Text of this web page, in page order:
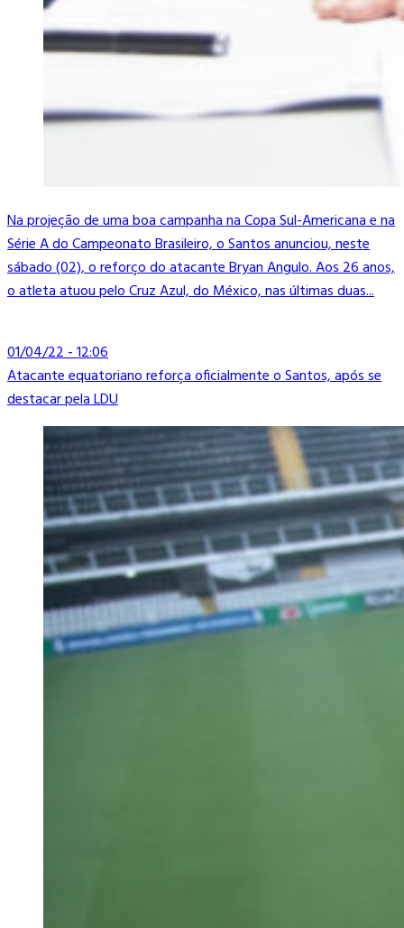
Na projeção de uma boa campanha na Copa Sul-Americana e na
Série A do Campeonato Brasileiro, o Santos anunciou, neste
sábado (02), o reforço do atacante Bryan Angulo. Aos 26 anos,
o atleta atuou pelo Cruz Azul, do México, nas últimas duas...
01/04/22 - 12:06
Atacante equatoriano reforça oficialmente o Santos, após se
destacar pela LDU